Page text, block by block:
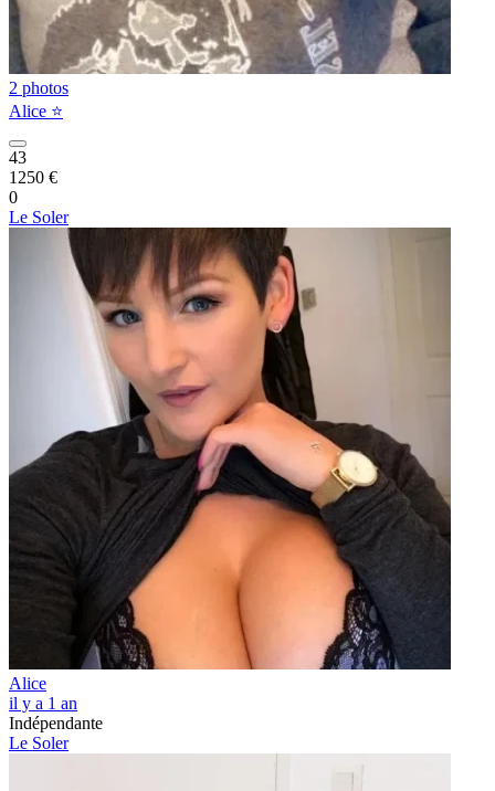
2 photos
Alice ⭐️
43
1250 €
0
Le Soler
Alice
il y a 1 an
Indépendante
Le Soler